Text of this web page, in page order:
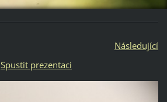
Následující
Spustit prezentaci